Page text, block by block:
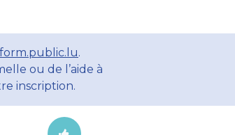
.
ou de l’aide à
inscription.